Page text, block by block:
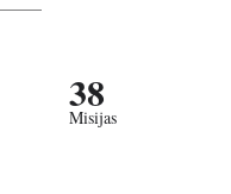
38
Misijas